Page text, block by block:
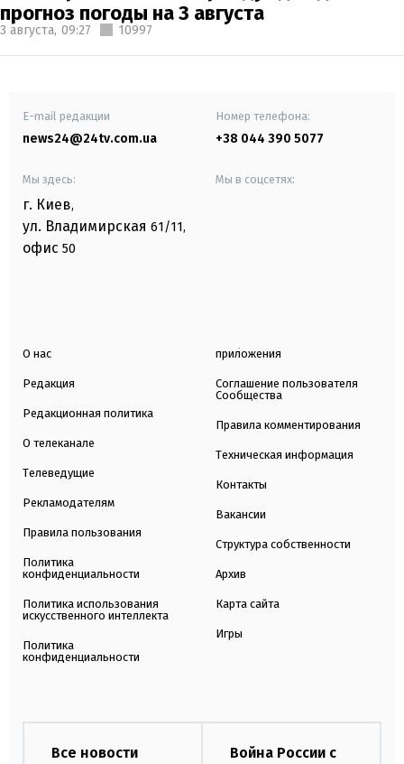
прогноз погоды на 3 августа
3 августа, 09:27 10997
E-mail редакции
news24@24tv.com.ua
Номер телефона:
+38 044 390 5077
Мы здесь:
г. Киев,
ул. Владимирская 61/11,
офис 50
Мы в соцсетях:
О нас
Редакция
Редакционная политика
О телеканале
Телеведущие
Рекламодателям
Правила пользования
Политика
конфиденциальности
Политика использования
искусственного интеллекта
Политика
конфиденциальности
приложения
Соглашение пользователя
Сообщества
Правила комментирования
Техническая информация
Контакты
Вакансии
Структура собственности
Архив
Карта сайта
Игры
Все новости
Война России с